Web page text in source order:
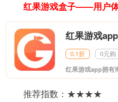
红果游戏盒子——用户
红果游戏app
0.1折 0元购
推荐指数：★★★★